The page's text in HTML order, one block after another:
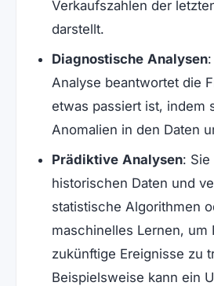
Verkaufszahlen der
darstellt.
Diagnostische Analysen:
Analyse beantwortet die
etwas passiert ist, indem
Anomalien in den Daten
Prädiktive Analysen: Sie
historischen Daten und
statistische Algorithmen
maschinelles Lernen, um
zukünftige Ereignisse zu
Beispielsweise kann ein